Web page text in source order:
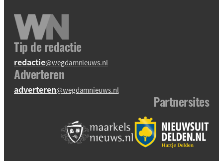
Tip de redactie
redactie@wegdamnieuws.nl
Adverteren
adverteren@wegdamnieuws.nl
Partnersites